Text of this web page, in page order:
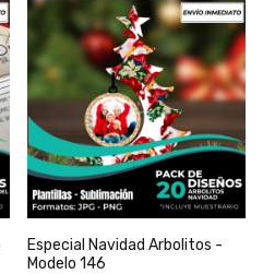
Especial Navidad Arbolitos -
Modelo 146